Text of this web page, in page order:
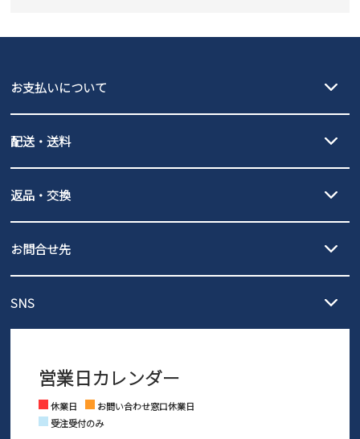
GAP
瞬足
お支払いについて
PayPay（オンライン決済）、代金引換のご利用が可能です。
配送・送料
北海道・本州・四国・九州…550円
3,980円（税込）以上お買い上げで送料無料
発送日・送料詳細については
ご利用ください。
全国一律…220円（税込）
発送日・送料詳細についてはご利用ガイドを
ご利用ください。
返品・交換
の片道無料サービスを実施中！
ントとしても安心してご利用いただけるよう、サイズ交換の受付期
さい。
お問合せ先
営業時間：11時～17時
※土日祝はお問い合わせ窓口休業日となります。
SNS
Facebook Instagram
営業日カレンダー
休業日
お問い合わせ窓口休業日
受注受付のみ